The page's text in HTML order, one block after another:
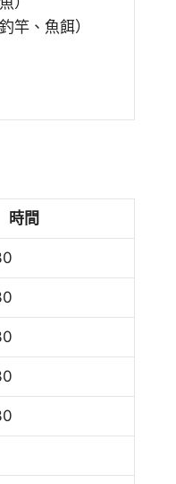
竿、魚餌）
時間